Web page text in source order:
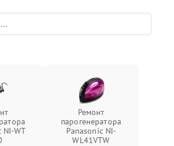
NI-WT
Ремонт
парогенератора
Panasonic NI-
WL41VTW